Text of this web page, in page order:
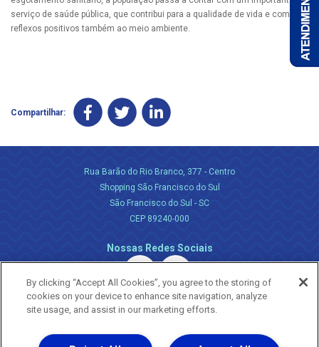
serviço de saúde pública, que contribui para a qualidade de vida e com
reflexos positivos também ao meio ambiente.
Compartilhar:
Rua Barão do Rio Branco, 377 - Centro
Shopping São Francisco do Sul
São Francisco do Sul - SC
CEP 89240-000
Nossas Redes Sociais
By clicking “Accept All Cookies”, you agree to the storing of
cookies on your device to enhance site navigation, analyze
site usage, and assist in our marketing efforts.